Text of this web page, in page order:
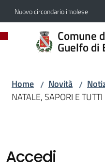
Vai al contenuto
Vai alla navigazione
Vai al footer
Nuovo circondario imolese
Comune
Guelfo di
Comune
di
di
Bologna
Amministrazione
Home / Novità /
NATALE, SAPORI E
Accedi